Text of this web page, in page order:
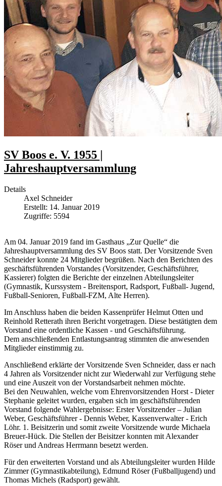
SV Boos e. V. 1955 |
Jahreshauptversammlung
Details
Axel Schneider
Erstellt: 14. Januar 2019
Zugriffe: 5594
Am 04. Januar 2019 fand im Gasthaus „Zur Quelle“ die
Jahreshauptversammlung des SV Boos statt. Der Vorsitzende Sven
Schneider konnte 24 Mitglieder begrüßen. Nach den Berichten des
geschäftsführenden Vorstandes (Vorsitzender, Geschäftsführer,
Kassierer) folgten die Berichte der einzelnen Abteilungsleiter
(Gymnastik, Kurssystem - Breitensport, Radsport, Fußball- Jugend,
Fußball-Senioren, Fußball-FZM, Alte Herren).
Im Anschluss haben die beiden Kassenprüfer Helmut Otten und
Reinhold Retterath ihren Bericht vorgetragen. Diese bestätigten dem
Vorstand eine ordentliche Kassen - und Geschäftsführung.
Dem anschließenden Entlastungsantrag stimmten die anwesenden
Mitglieder einstimmig zu.
Anschließend erklärte der Vorsitzende Sven Schneider, dass er nach
4 Jahren als Vorsitzender nicht zur Wiederwahl zur Verfügung stehe
und eine Auszeit von der Vorstandsarbeit nehmen möchte.
Bei den Neuwahlen, welche vom Ehrenvorsitzenden Horst - Dieter
Stephanie geleitet wurden, ergaben sich im geschäftsführenden
Vorstand folgende Wahlergebnisse: Erster Vorsitzender – Julian
Weber, Geschäftsführer ‑ Dennis Weber, Kassenverwalter - Erich
Löhr. 1. Beisitzerin und somit zweite Vorsitzende wurde Michaela
Breuer-Hück. Die Stellen der Beisitzer konnten mit Alexander
Röser und Andreas Herrmann besetzt werden.
Für den erweiterten Vorstand und als Abteilungsleiter wurden Hilde
Zimmer (Gymnastikabteilung), Edmund Röser (Fußballjugend) und
Thomas Michels (Radsport) gewählt.